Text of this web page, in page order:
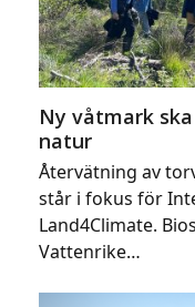
Ny våtmark
natur
Återvätning av
står i fokus för
Land4Climate.
Vattenrike…